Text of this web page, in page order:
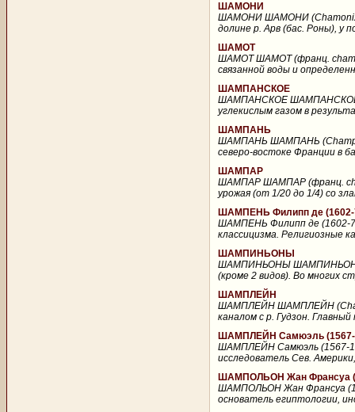
ШАМОНИ
ШАМОНИ ШАМОНИ (Chamonix),
долине р. Арв (бас. Роны), у
ШАМОТ
ШАМОТ ШАМОТ (франц.
связанной воды и
ШАМПАНСКОЕ
ШАМПАНСКОЕ ШАМПАНСКОЕ
углекислым газом в
ШАМПАНЬ
ШАМПАНЬ ШАМПАНЬ
северо-востоке Франции в
ШАМПАР
ШАМПАР ШАМПАР (франц.
урожая (от 1/20 до 1/4) со
ШАМПЕНЬ Филипп де (1602-
ШАМПЕНЬ Филипп де (1602-
классицизма. Религиозные
ШАМПИНЬОНЫ
ШАМПИНЬОНЫ ШАМПИНЬОНЫ,
(кроме 2 видов). Во многих
ШАМПЛЕЙН
ШАМПЛЕЙН ШАМПЛЕЙН
каналом с р. Гудзон.
ШАМПЛЕЙН Самюэль (1567-
ШАМПЛЕЙН Самюэль (1567-
исследователь Сев.
ШАМПОЛЬОН Жан Франсуа
ШАМПОЛЬОН Жан Франсуа
основатель египтологии,